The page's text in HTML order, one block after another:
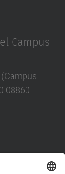
Campus
08860